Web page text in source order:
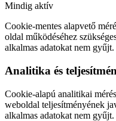
Mindig aktív
Cookie-mentes alapvető
oldal működéséhez
alkalmas adatokat nem gyűjt.
Analitika és
Cookie-alapú analitikai
weboldal teljesítményének
alkalmas adatokat nem gyűjt.